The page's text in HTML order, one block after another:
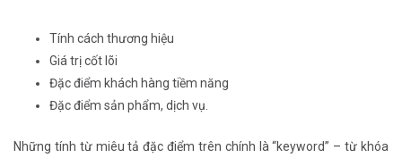
Tính cách thương hiệu
Giá trị cốt lõi
Đặc điểm khách hàng tiềm năng
Đặc điểm sản phẩm, dịch vụ.
Những tính từ miêu tả đặc điểm trên chính là “keyword” – từ khóa